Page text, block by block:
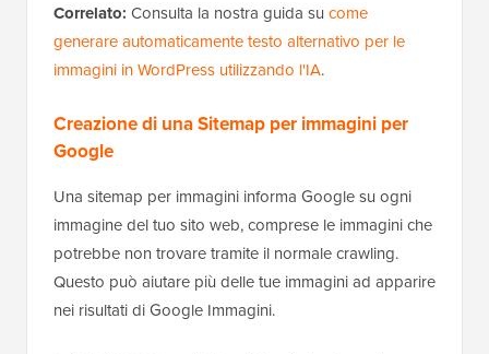
Correlato: Consulta la nostra guida su come
generare automaticamente testo alternativo per le
immagini in WordPress utilizzando l'IA.
Creazione di una Sitemap per immagini per
Google
Una sitemap per immagini informa Google su ogni
immagine del tuo sito web, comprese le immagini che
potrebbe non trovare tramite il normale crawling.
Questo può aiutare più delle tue immagini ad apparire
nei risultati di Google Immagini.